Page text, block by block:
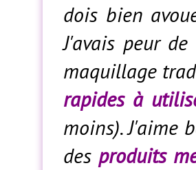
dois bien
J'avais peur
maquillage
rapides à
moins). J'aime
des produits